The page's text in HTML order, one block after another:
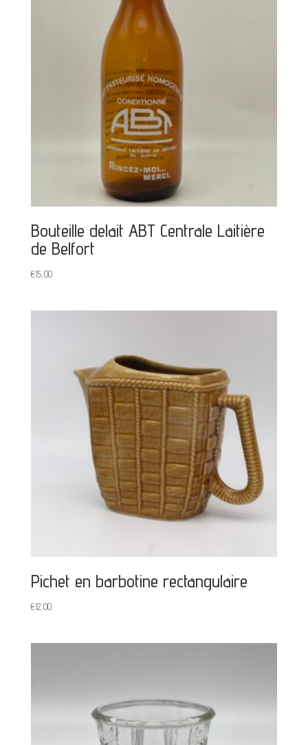
Bouteille delait ABT Centrale Laitière
de Belfort
€15,00
Pichet en barbotine rectangulaire
€12,00